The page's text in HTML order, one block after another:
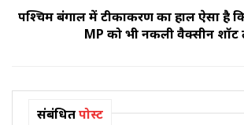
पश्चिम बंगाल में टीकाकरण का हाल ऐसा है
MP को भी नकली वैक्सीन शॉट
संबंधितपोस्ट